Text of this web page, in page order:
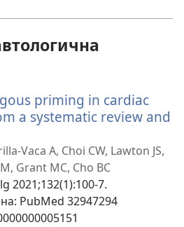
priming in cardiac
a systematic review and
Vaca A, Choi CW, Lawton JS,
Grant MC, Cho BC
2021;132(1):100-7.
‎: PubMed 32947294